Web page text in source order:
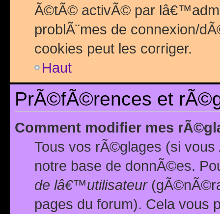
Ã©tÃ© activÃ© par
problÃ¨mes de connexion/
cookies peut les corriger.
Haut
PrÃ©fÃ©rences et
Comment modifier mes
Tous vos rÃ©glages (si
notre base de donnÃ©es.
de lâ€™utilisateur
pages du forum). Cela vous